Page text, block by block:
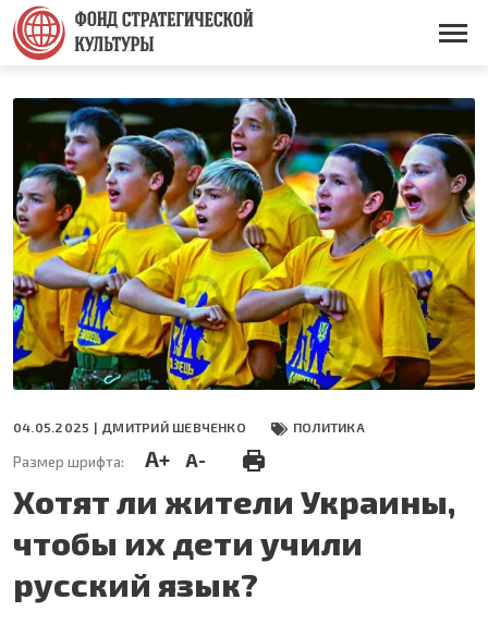
Перейти
основному
содержанию
Основная
04.05.2025 | ДМИТРИЙ ШЕВЧЕНКО ПОЛИТИКА
Размер шрифта: A+ A-
Хотят ли жители Украины,
чтобы их дети учили
русский язык?